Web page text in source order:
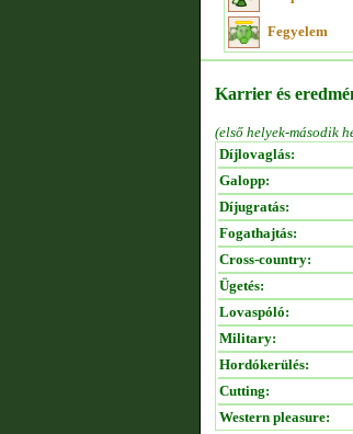
Fegyelem
Karrier és
(első helyek-második
Díjlovaglás:
Galopp:
Díjugratás:
Fogathajtás:
Cross-country:
Ügetés:
Lovaspóló:
Military:
Hordókerülés:
Cutting:
Western pleasure: